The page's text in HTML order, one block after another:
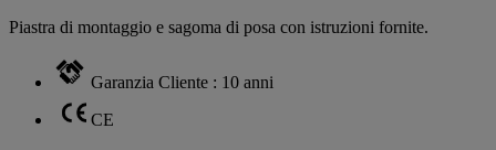
Piastra di montaggio e sagoma di posa con istruzioni fornite.
Garanzia Cliente : 10 anni
CE